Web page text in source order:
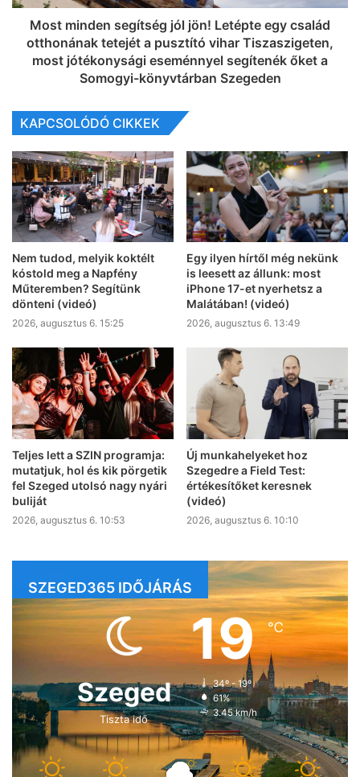
Most minden segítség jól jön! Letépte egy család
otthonának tetejét a pusztító vihar Tiszaszigeten,
most jótékonysági eseménnyel segítenék őket a
Somogyi-könyvtárban Szegeden
KAPCSOLÓDÓ CIKKEK
Nem tudod, melyik koktélt
kóstold meg a Napfény
Műteremben? Segítünk
dönteni (videó)
2026, augusztus 6. 15:25
Egy ilyen hírtől még nekünk
is leesett az állunk: most
iPhone 17-et nyerhetsz a
Malátában! (videó)
2026, augusztus 6. 13:49
Teljes lett a SZIN programja:
mutatjuk, hol és kik pörgetik
fel Szeged utolsó nagy nyári
buliját
2026, augusztus 6. 10:53
Új munkahelyeket hoz
Szegedre a Field Test:
értékesítőket keresnek
(videó)
2026, augusztus 6. 10:10
SZEGED365 IDŐJÁRÁS
Szeged
Tiszta idő
19℃
34º - 19º
61%
3.45 km/h